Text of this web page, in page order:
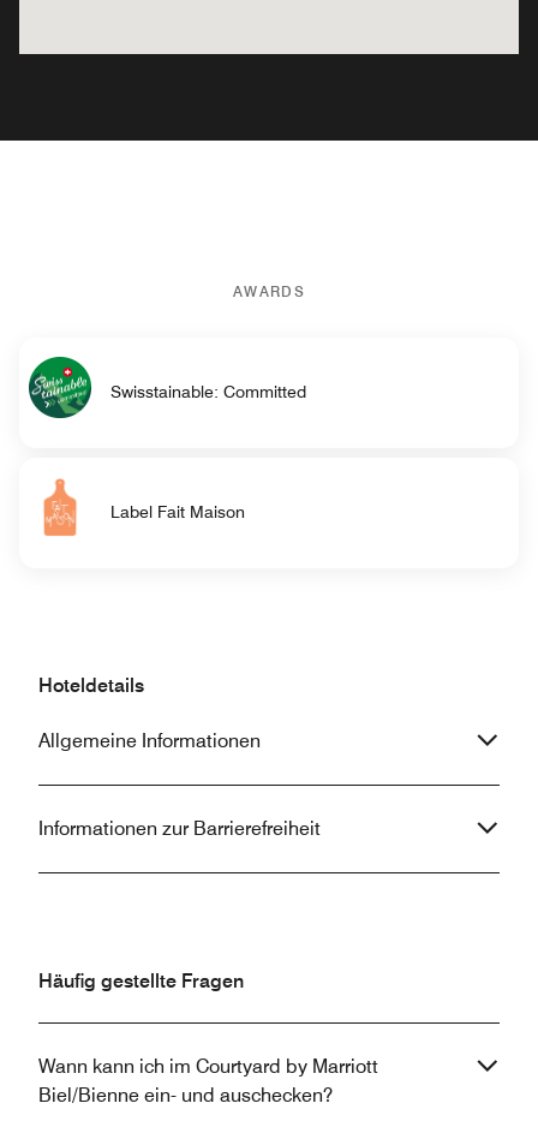
AWARDS
Swisstainable: Committed
Label Fait Maison
Hoteldetails
Allgemeine Informationen
Informationen zur Barrierefreiheit
Häufig gestellte Fragen
Wann kann ich im Courtyard by Marriott
Biel/Bienne ein- und auschecken?